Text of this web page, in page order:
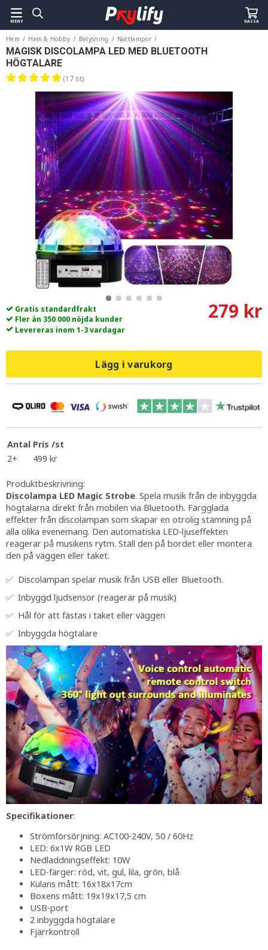
MENY KASSA
Hem / Hem & Hobby / Belysning / Nattlampor /
Magisk Discolampa LED med Bluetooth Högtalare
MAGISK DISCOLAMPA LED MED BLUETOOTH
HÖGTALARE
(17 st)
Gratis standardfrakt
Fler än 350 000 nöjda kunder
Levereras inom 1-3 vardagar
279 kr
Lägg i varukorg
Antal Pris /st
2+
499 kr
Produktbeskrivning:
Discolampa LED Magic Strobe. Spela musik från de inbyggda
högtalarna direkt från mobilen via Bluetooth. Färgglada
effekter från discolampan som skapar en otrolig stämning på
alla olika evenemang. Den automatiska LED-ljuseffekten
reagerar på musikens rytm. Ställ den på bordet eller montera
den på väggen eller taket.
✅ Discolampan spelar musik från USB eller Bluetooth.
✅ Inbyggd ljudsensor (reagerar på musik)
✅ Hål för att fästas i taket eller väggen
✅ Inbyggda högtalare
Specifikationer:
Strömförsörjning: AC100-240V, 50 / 60Hz
LED: 6x1W RGB LED
Nedladdningseffekt: 10W
LED-färger: röd, vit, gul, lila, grön, blå
Kulans mått: 16x18x17cm
Boxens mått: 19x19x17,5 cm
USB-port
2 inbyggda högtalare
Fjärrkontroll